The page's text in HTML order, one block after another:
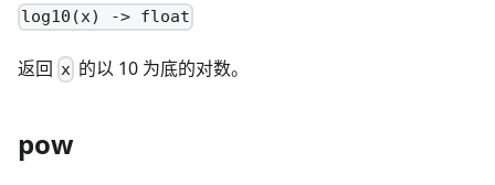
log10(x) -> float
返回 x 的以 10 为底的对数。
pow